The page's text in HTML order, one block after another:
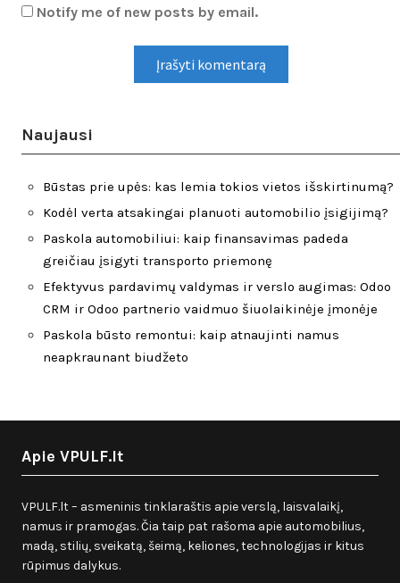
Notify me of new posts by email.
Naujausi
Būstas prie upės: kas lemia tokios vietos išskirtinumą?
Kodėl verta atsakingai planuoti automobilio įsigijimą?
Paskola automobiliui: kaip finansavimas padeda
greičiau įsigyti transporto priemonę
Efektyvus pardavimų valdymas ir verslo augimas: Odoo
CRM ir Odoo partnerio vaidmuo šiuolaikinėje įmonėje
Paskola būsto remontui: kaip atnaujinti namus
neapkraunant biudžeto
Apie VPULF.lt
VPULF.lt – asmeninis tinklaraštis apie verslą, laisvalaikį,
namus ir pramogas. Čia taip pat rašoma apie automobilius,
madą, stilių, sveikatą, šeimą, keliones, technologijas ir kitus
rūpimus dalykus.